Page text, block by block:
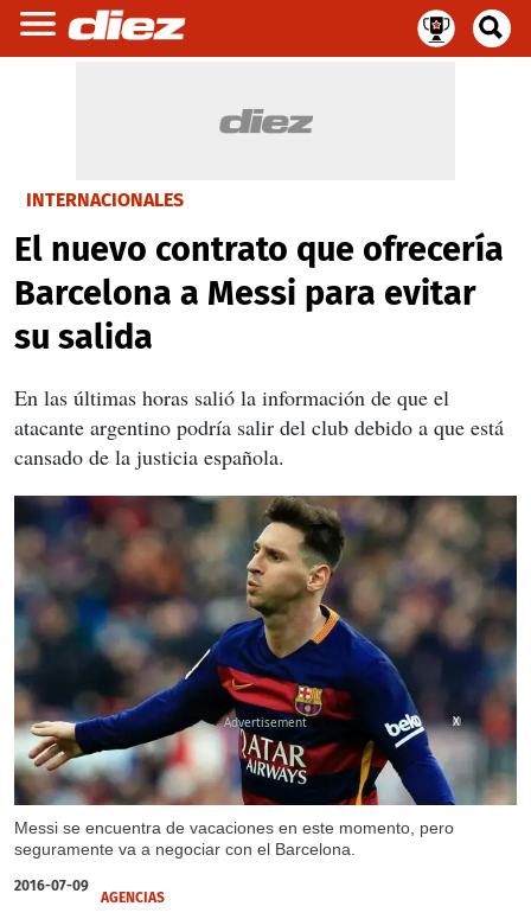
INTERNACIONALES
El nuevo contrato que ofrecería
Barcelona a Messi para evitar
su salida
En las últimas horas salió la información de que el
atacante argentino podría salir del club debido a que está
cansado de la justicia española.
Messi se encuentra de vacaciones en este momento, pero
seguramente va a negociar con el Barcelona.
X
2016-07-09
AGENCIAS